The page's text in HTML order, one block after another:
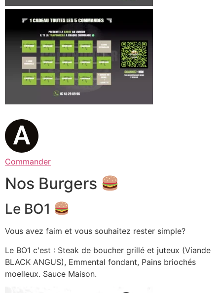
Commander
Nos Burgers
Le BO1
Vous avez faim et vous souhaitez rester simple?
Le BO1 c'est : Steak de boucher grillé et juteux (Viande
BLACK ANGUS), Emmental fondant, Pains briochés
moelleux. Sauce Maison.